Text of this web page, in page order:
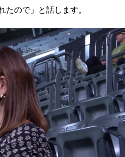
キーワード
Sitakke
Sitakke編
【まった
【道央
ので」と話します。